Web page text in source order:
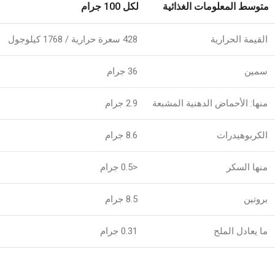
متوسط ​​المعلومات الغذائية لكل 100 جرام
القيمة الحرارية 428 سعرة حرارية / 1768 كيلوجول
سمين 36 جرام
منها: الأحماض الدهنية المشبعة 2.9 جرام
الكربوهيدرات 8.6 جرام
منها السكر <0.5 جرام
بروتين 8.5 جرام
ما يعادل الملح 0.31 جرام